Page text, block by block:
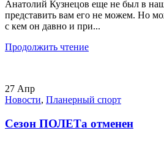
Анатолий Кузнецов еще не был в
представить вам его не можем. Но
с кем он давно и при...
Продолжить чтение
27 Апр
Новости, Планерный спорт
Сезон ПОЛЕТа отменен